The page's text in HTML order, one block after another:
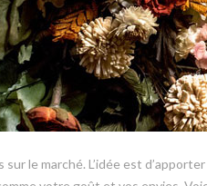
le marché. L’idée est